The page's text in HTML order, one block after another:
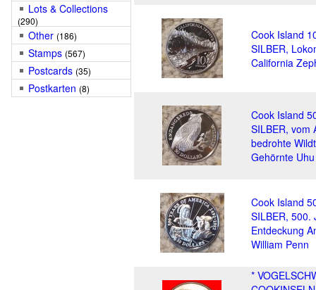
Lots & Collections
(290)
Other (186)
Stamps (567)
Postcards (35)
Postkarten (8)
Cook Island
SILBER,
California
Cook Island
SILBER, vom
bedrohte
Gehörnte Uhu
Cook Island
SILBER, 500.
Entdeckung
William Penn
*